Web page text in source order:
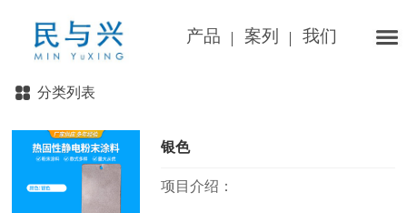
产品 案列 我们
分类列表
银色
项目介绍：